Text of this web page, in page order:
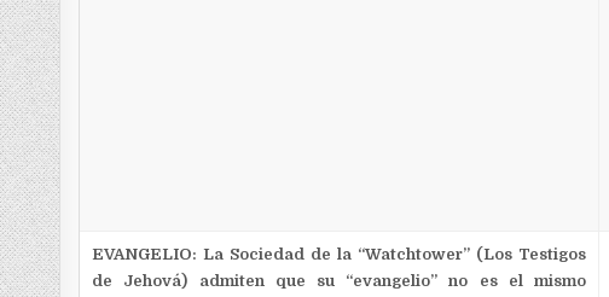
EVANGELIO: La Sociedad de la “Watchtower” (Los Testigos
de Jehová) admiten que su “evangelio” no es el mismo